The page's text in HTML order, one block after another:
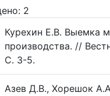
2
Курехин Е.В. Выемка
производства. //
C. 3-5.
Азев Д.В., Хорешок